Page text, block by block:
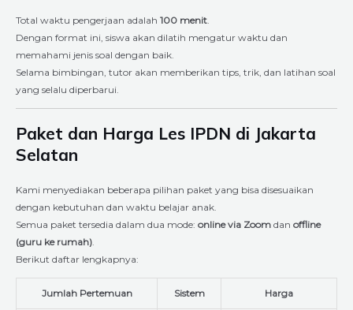
Total waktu pengerjaan adalah 100 menit
Dengan format ini, siswa akan dilatih mengatur waktu dan
memahami jenis soal dengan baik.
Selama bimbingan, tutor akan memberikan tips, trik, dan latihan soal
yang selalu diperbarui.
Paket dan Harga Les IPDN di Jakarta
Selatan
Kami menyediakan beberapa pilihan paket yang bisa disesuaikan
dengan kebutuhan dan waktu belajar anak.
Semua paket tersedia dalam dua mode: online via Zoom dan offline
(guru ke rumah)
Berikut daftar lengkapnya:
Jumlah Pertemuan Sistem Harga